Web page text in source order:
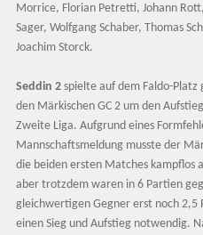
Morrice, Florian Petretti, Johann
Sager, Wolfgang Schaber, Thomas
Joachim Storck.
Seddin 2spielte auf dem Faldo-Platz
den Märkischen GC 2 um den
Zweite Liga. Aufgrund eines
Mannschaftsmeldung musste der
die beiden ersten Matches kampflos
aber trotzdem waren in 6 Partien
gleichwertigen Gegner erst noch 2,5
einen Sieg und Aufstieg notwendig.